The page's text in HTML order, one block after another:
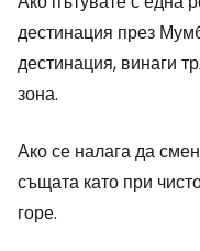
дестинация през
дестинация, винаги
зона.
Ако се налага да
същата като при
горе.